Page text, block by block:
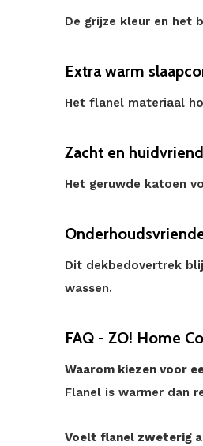
De grijze kleur en het
Extra warm
Het flanel materiaal
Zacht en
Het geruwde katoen
Dit dekbedovertrek
wassen.
FAQ - ZO! Home
Waarom kiezen voor
Flanel is warmer dan
Voelt flanel zweterig